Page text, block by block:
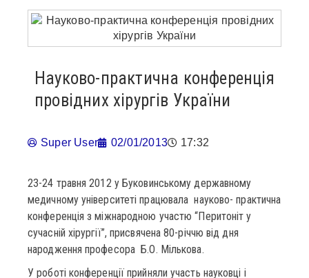
Науково-практична конференція
провідних хірургів України
Super User 02/01/2013 17:32
23-24 травня 2012 у Буковинському державному
медичному університеті працювала науково- практична
конференція з міжнародною участю “Перитоніт у
сучасній хірургії”, присвячена 80-річчю від дня
народження професора Б.О. Мількова.
У роботі конференції прийняли участь науковці і